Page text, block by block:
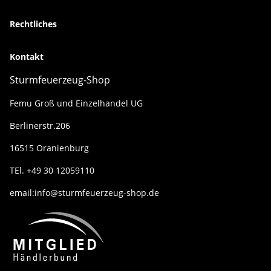
Rechtliches
Kontakt
Sturmfeuerzeug-Shop
Femu Groß und Einzelhandel UG
Berlinerstr.206
16515 Oranienburg
TEl. +49 30 12059110
email:info@sturmfeuerzeug-shop.de